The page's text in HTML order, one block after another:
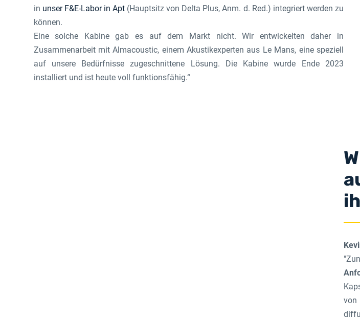
in unser F&E-Labor in Apt(Hauptsitz von Delta Plus, Anm. d. Red.) integriert werden zu
können.
Eine solche Kabine gab es auf dem Markt nicht. Wir entwickelten daher in
Zusammenarbeit mit Almacoustic, einem Akustikexperten aus Le Mans, eine speziell
auf unsere Bedürfnisse zugeschnittene Lösung. Die Kabine wurde Ende 2023
installiert und ist heute voll funktionsfähig.“
von